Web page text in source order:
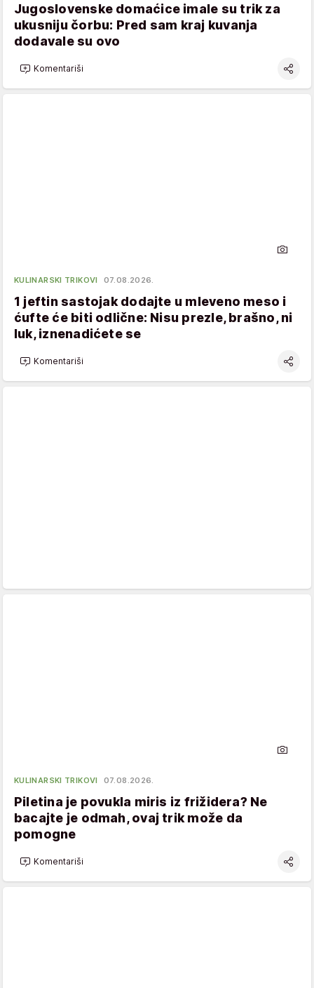
Jugoslovenske domaćice imale su trik za
ukusniju čorbu: Pred sam kraj kuvanja
dodavale su ovo
Komentariši
KULINARSKI TRIKOVI 07.08.2026.
1 jeftin sastojak dodajte u mleveno meso i
ćufte će biti odlične: Nisu prezle, brašno, ni
luk, iznenadićete se
Komentariši
KULINARSKI TRIKOVI 07.08.2026.
Piletina je povukla miris iz frižidera? Ne
bacajte je odmah, ovaj trik može da
pomogne
Komentariši